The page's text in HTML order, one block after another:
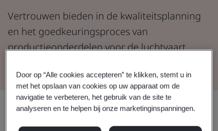
Vertrouwen bieden in de kwaliteitsplanning
en het goedkeuringsproces van
productieonderdelen voor de luchtvaart.
Overeengekomen normen en
Door op “Alle cookies accepteren” te klikken, stemt u in
met het opslaan van cookies op uw apparaat om de
navigatie te verbeteren, het gebruik van de site te
analyseren en te helpen bij onze marketinginspanningen.